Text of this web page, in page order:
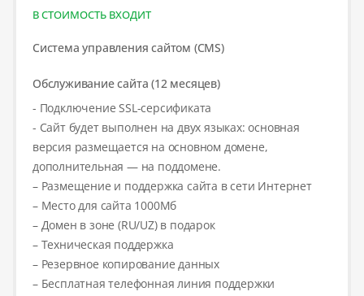
В СТОИМОСТЬ ВХОДИТ
Система управления сайтом (CMS)
Обслуживание сайта (12 месяцев)
- Подключение SSL-серсификата
- Сайт будет выполнен на двух языках: основная
версия размещается на основном домене,
дополнительная — на поддомене.
– Размещение и поддержка сайта в сети Интернет
– Место для сайта 1000Мб
– Домен в зоне (RU/UZ) в подарок
– Техническая поддержка
– Резервное копирование данных
– Бесплатная телефонная линия поддержки